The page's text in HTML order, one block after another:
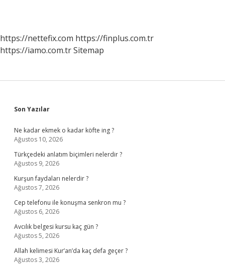
https://nettefix.com https://finplus.com.tr
https://iamo.com.trSitemap
Sidebar
Son Yazılar
Ne kadar ekmek o kadar köfte ing ?
Ağustos 10, 2026
Türkçedeki anlatım biçimleri nelerdir ?
Ağustos 9, 2026
Kurşun faydaları nelerdir ?
Ağustos 7, 2026
Cep telefonu ile konuşma senkron mu ?
Ağustos 6, 2026
Avcılık belgesi kursu kaç gün ?
Ağustos 5, 2026
Allah kelimesi Kur’an’da kaç defa geçer ?
Ağustos 3, 2026